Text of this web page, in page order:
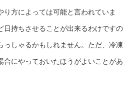
り方によっては可能と言われていま
日持ちさせることが出来るわけですの
っしゃるかもしれません。ただ、冷凍
合にやっておいたほうがよいことがあ